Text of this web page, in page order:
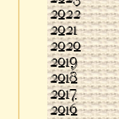
2022
2021
2020
2019
2018
2017
2016